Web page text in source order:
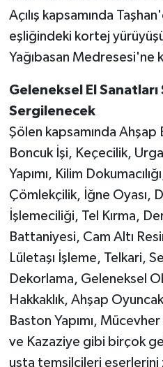
Açılış kapsamında
eşliğindeki kortej
Yağıbasan Medresesi'ne
Geleneksel El
Sergilenecek
Şölen kapsamında Ahşap
Boncuk İşi, Keçecilik,
Yapımı, Kilim
Çömlekçilik, İğne Oyası,
İşlemeciliği, Tel Kırma,
Battaniyesi, Cam Altı
Lületaşı İşleme, Telkari,
Dekorlama, Geleneksel
Hakkaklık, Ahşap
Baston Yapımı,
ve Kazaziye gibi birçok
usta temsilcileri